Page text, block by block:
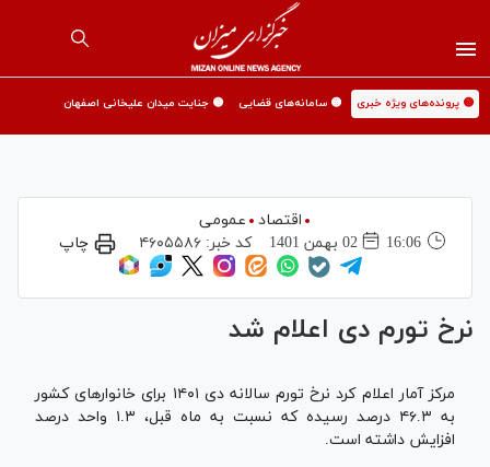
🟡 پرونده‌های ویژه خبری 🟡 سامانه‌های قضایی 🟡 جنایت میدان علیخانی اصفهان
اقتصاد
عمومی
16:06
02 بهمن 1401 کد خبر:۴۶۰۵۵۸۶ چاپ
نرخ تورم دی اعلام شد
مرکز آمار اعلام کرد نرخ تورم سالانه دی ۱۴۰۱ برای خانوارهای کشور
به ۴۶.۳ درصد رسیده که نسبت به ماه قبل، ۱.۳ واحد درصد
افزایش داشته است.